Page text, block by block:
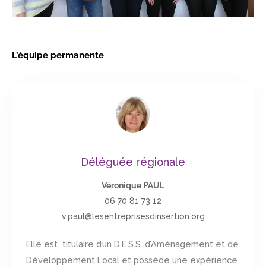
L’équipe permanente
Déléguée régionale
Véronique PAUL
06 70 81 73 12
v.paul@lesentreprisesdinsertion.org
Elle est titulaire d’un D.E.S.S. d’Aménagement et de
Développement Local et possède une expérience